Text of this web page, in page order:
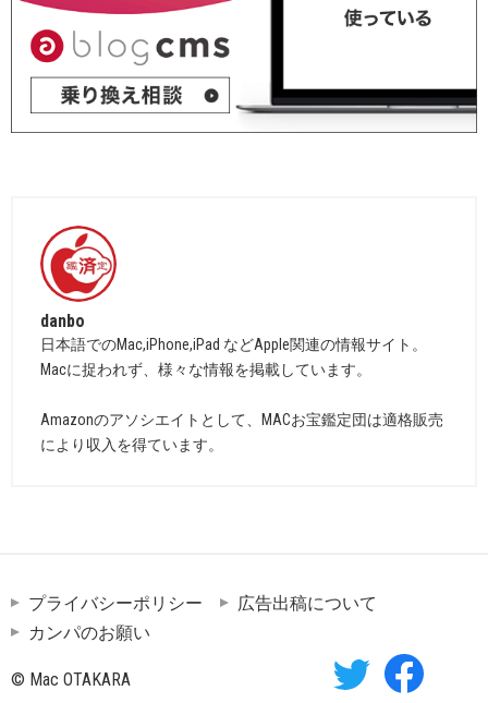
danbo
日本語でのMac,iPhone,iPad などApple関連の情報サイト。
Macに捉われず、様々な情報を掲載しています。
Amazonのアソシエイトとして、MACお宝鑑定団は適格販売
により収入を得ています。
プライバシーポリシー
広告出稿について
カンパのお願い
© Mac OTAKARA